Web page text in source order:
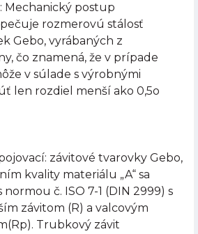
Mechanický postup
rozmerovú stálosť
Gebo, vyrábaných z
čo znamená, že v prípade
v súlade s výrobnými
len rozdiel menší ako 0,5o
závitové tvarovky Gebo,
kvality materiálu „A“ sa
č. ISO 7-1 (DIN 2999) s
závitom (R) a valcovým
Trubkový závit